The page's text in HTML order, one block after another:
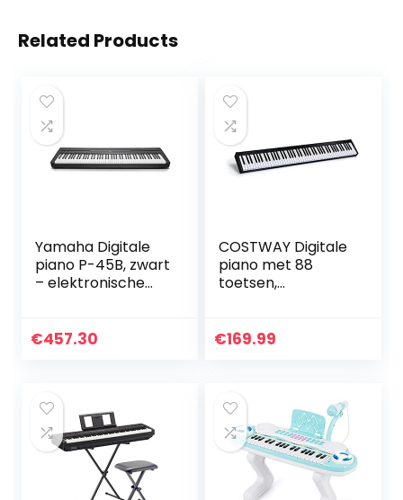
Related Products
Yamaha Digitale
piano P-45B, zwart
– elektronische
authentiek
bedienen digitale
piano
€457.30
COSTWAY Digitale
piano met 88
toetsen,
toetsenbord met
€169.99